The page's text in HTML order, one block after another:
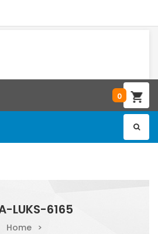
0
LUKS-6165
Home
>